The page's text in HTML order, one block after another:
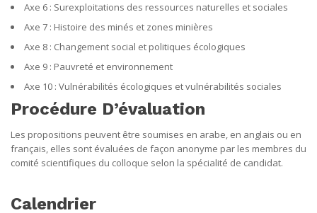
Axe 6 : Surexploitations des ressources naturelles et sociales
Axe 7 : Histoire des minés et zones minières
Axe 8 : Changement social et politiques écologiques
Axe 9 : Pauvreté et environnement
Axe 10 : Vulnérabilités écologiques et vulnérabilités sociales
Procédure D’évaluation
Les propositions peuvent être soumises en arabe, en anglais ou en
français, elles sont évaluées de façon anonyme par les membres du
comité scientifiques du colloque selon la spécialité de candidat.
Calendrier